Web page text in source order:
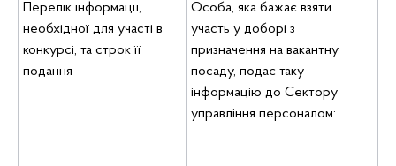
Перелік інформації,
необхідної для участі в
конкурсі, та строк її
подання
Особа, яка бажає взяти
участь у доборі з
призначення на вакантну
посаду, подає таку
інформацію до Сектору
управління персоналом: